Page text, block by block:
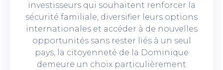
investisseurs qui souhaitent renforcer la
sécurité familiale, diversifier leurs options
internationales et accéder à de nouvelles
opportunités sans rester liés à un seul
pays, la citoyenneté de la Dominique
demeure un choix particulièrement